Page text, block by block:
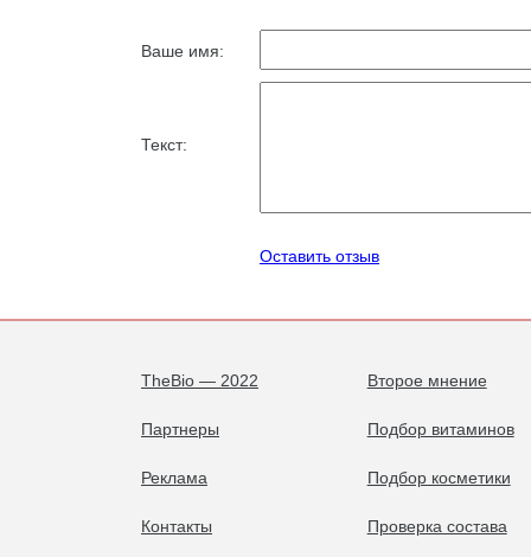
Ваше имя:
Текст:
Оставить отзыв
TheBio — 2022
Партнеры
Реклама
Контакты
Второе мнение
Подбор витаминов
Подбор косметики
Проверка состава